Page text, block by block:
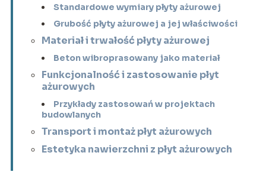
Standardowe wymiary płyty ażurowej
Grubość płyty ażurowej a jej właściwości
Materiał i trwałość płyty ażurowej
Beton wibroprasowany jako materiał
Funkcjonalność i zastosowanie płyt
ażurowych
Przykłady zastosowań w projektach
budowlanych
Transport i montaż płyt ażurowych
Estetyka nawierzchni z płyt ażurowych